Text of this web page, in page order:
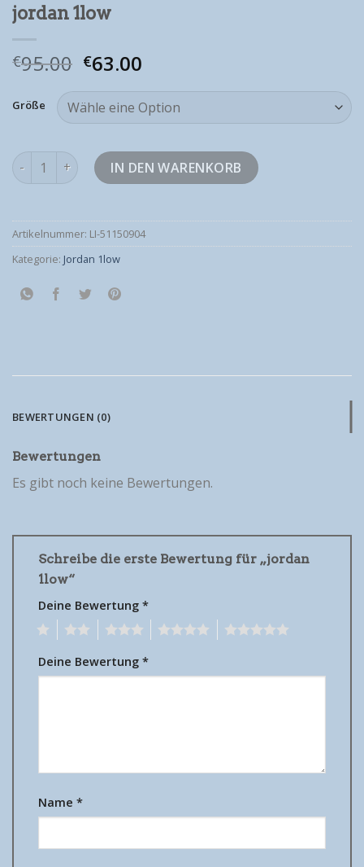
jordan 1low
€95.00 €63.00
Größe
jordan 1low MengeIN DEN WARENKORB
Artikelnummer: LI-51150904
Kategorie: Jordan 1low
BEWERTUNGEN (0)
Bewertungen
Es gibt noch keine Bewertungen.
Schreibe die erste Bewertung für „jordan
1low“
Deine Bewertung *
Deine Bewertung *
Name *